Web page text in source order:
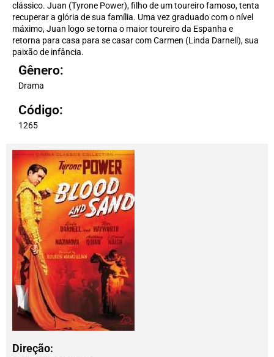
clássico. Juan (Tyrone Power), filho de um toureiro famoso, tenta
recuperar a glória de sua família. Uma vez graduado com o nível
máximo, Juan logo se torna o maior toureiro da Espanha e
retorna para casa para se casar com Carmen (Linda Darnell), sua
paixão de infância.
Gênero:
Drama
Código:
1265
Direção: